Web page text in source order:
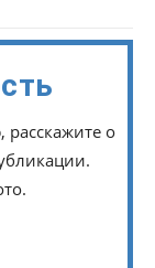
расскажите о